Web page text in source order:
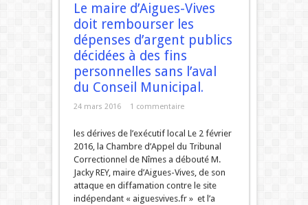
Le maire d’Aigues-Vives
doit rembourser les
dépenses d’argent publics
décidées à des fins
personnelles sans l’aval
du Conseil Municipal.
24 mars 2016 1 commentaire
les dérives de l’exécutif local Le 2 février
2016, la Chambre d’Appel du Tribunal
Correctionnel de Nîmes a débouté M.
Jacky REY, maire d’Aigues-Vives, de son
attaque en diffamation contre le site
indépendant « aiguesvives.fr » et l’a